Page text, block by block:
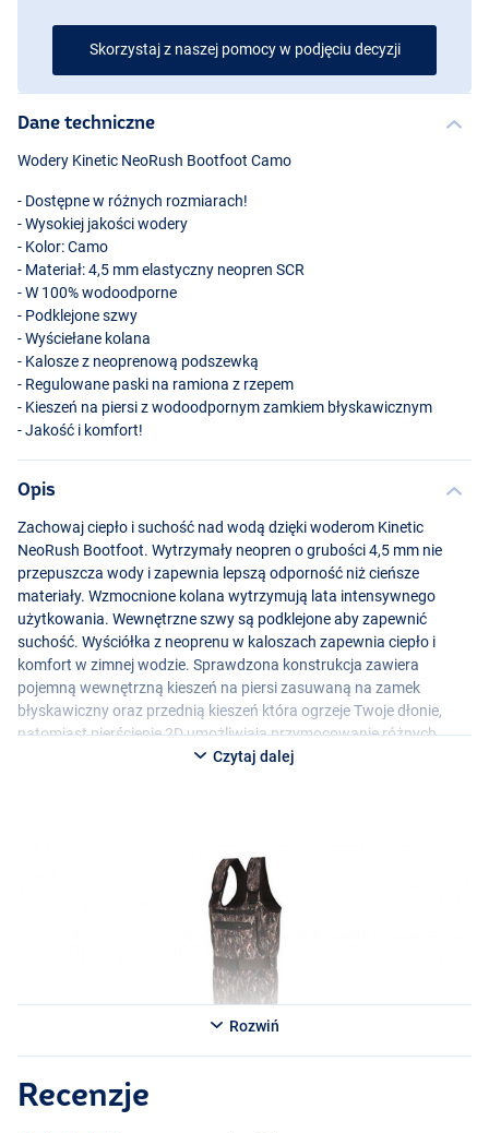
Skorzystaj z naszej pomocy w podjęciu decyzji
Dane techniczne
Wodery Kinetic NeoRush Bootfoot Camo
- Dostępne w różnych rozmiarach!
- Wysokiej jakości wodery
- Kolor: Camo
- Materiał: 4,5 mm elastyczny neopren SCR
- W 100% wodoodporne
- Podklejone szwy
- Wyściełane kolana
- Kalosze z neoprenową podszewką
- Regulowane paski na ramiona z rzepem
- Kieszeń na piersi z wodoodpornym zamkiem błyskawicznym
- Jakość i komfort!
Opis
Zachowaj ciepło i suchość nad wodą dzięki woderom Kinetic
NeoRush Bootfoot. Wytrzymały neopren o grubości 4,5 mm nie
przepuszcza wody i zapewnia lepszą odporność niż cieńsze
materiały. Wzmocnione kolana wytrzymują lata intensywnego
użytkowania. Wewnętrzne szwy są podklejone aby zapewnić
suchość. Wyściółka z neoprenu w kaloszach zapewnia ciepło i
komfort w zimnej wodzie. Sprawdzona konstrukcja zawiera
pojemną wewnętrzną kieszeń na piersi zasuwaną na zamek
błyskawiczny oraz przednią kieszeń która ogrzeje Twoje dłonie,
natomiast pierścienie 2D umożliwiają przymocowanie różnych
akcesoriów. Regulowane paski na ramiona z zapięciem na rzepy
Czytaj dalej
Rozwiń
Recenzje